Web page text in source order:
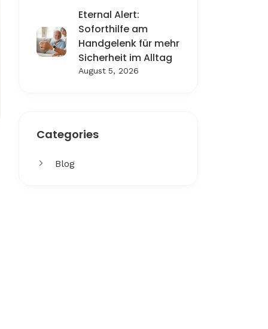
Eternal Alert:
Soforthilfe am
Handgelenk für mehr
Sicherheit im Alltag
August 5, 2026
Categories
Blog